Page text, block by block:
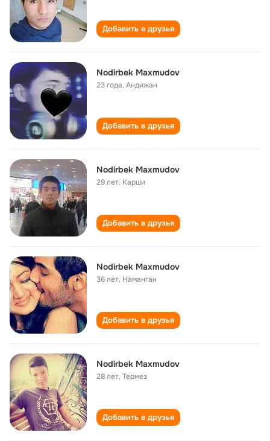
Добавить в друзья
Nodirbek Maxmudov
23 года,Андижан
Добавить в друзья
Nodirbek Maxmudov
29 лет, Карши
Добавить в друзья
Nodirbek Maxmudov
36 лет, Наманган
Добавить в друзья
Nodirbek Maxmudov
28 лет,Термез
Добавить в друзья